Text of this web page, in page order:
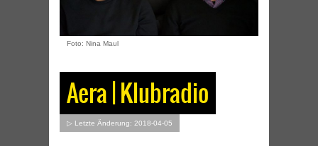
Foto: Nina Maul
Aera | Klubradio
▷ Letzte Änderung: 2018-04-05